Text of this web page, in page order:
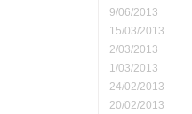
9/06/2013
15/03/2013
2/03/2013
1/03/2013
24/02/2013
20/02/2013